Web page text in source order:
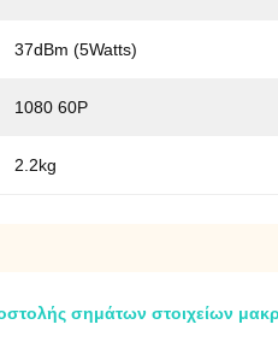
37dBm (5Watts)
1080 60P
2.2kg
σημάτων στοιχείων